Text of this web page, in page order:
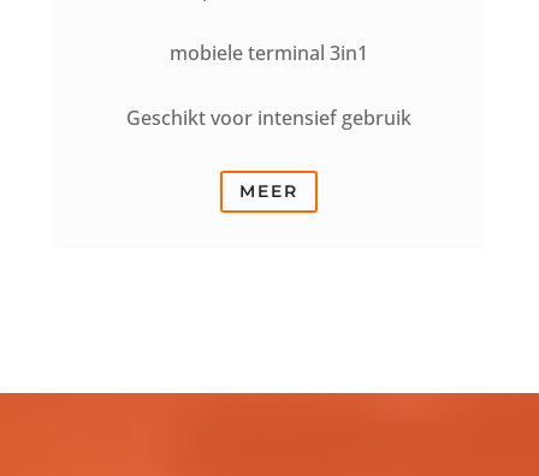
mobiele terminal 3in1
Geschikt voor intensief gebruik
MEER